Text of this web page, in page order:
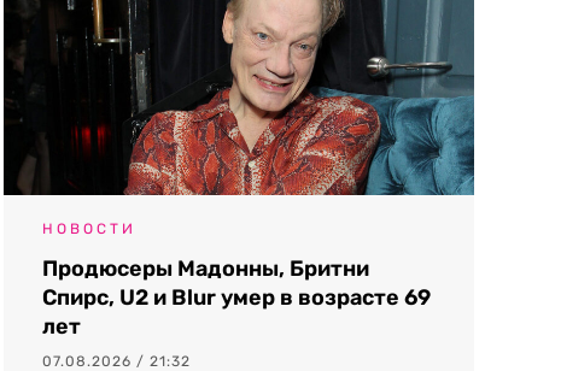
НОВОСТИ
Продюсеры Мадонны, Бритни
Спирс, U2 и Blur умер в возрасте 69
лет
07.08.2026 / 21:32